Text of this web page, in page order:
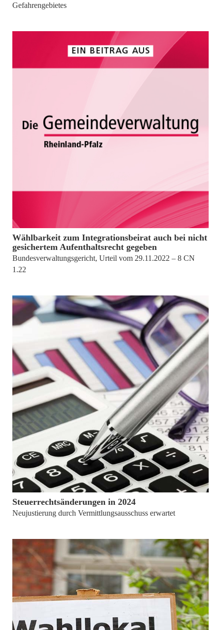
Gefahrengebietes
Gemeindeverwaltung Rheinland-Pfalz
Wählbarkeit zum Integrationsbeirat auch bei nicht
gesichertem Aufenthaltsrecht gegeben
Bundesverwaltungsgericht, Urteil vom 29.11.2022 – 8 CN
1.22
von Gemeindekasse Bayern
Steuerrechtsänderungen in 2024
Neujustierung durch Vermittlungsausschuss erwartet